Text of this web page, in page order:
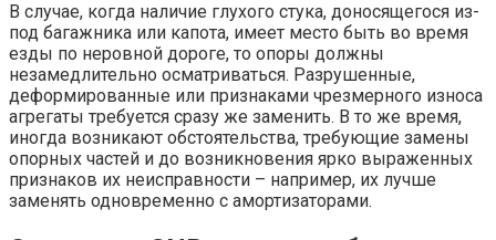
В случае, когда наличие глухого стука, доносящегося из-
под багажника или капота, имеет место быть во время
езды по неровной дороге, то опоры должны
незамедлительно осматриваться. Разрушенные,
деформированные или признаками чрезмерного износа
агрегаты требуется сразу же заменить. В то же время,
иногда возникают обстоятельства, требующие замены
опорных частей и до возникновения ярко выраженных
признаков их неисправности – например, их лучше
заменять одновременно с амортизаторами.